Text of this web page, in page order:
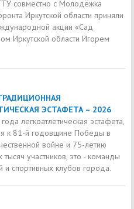
совместно с Молодёжка
Иркутской области приняли
акции «Сад
Иркутской области Игорем
ЭСТАФЕТА – 2026
легкоатлетическая эстафета,
к 81-й годовщине Победы в
войне и 75-летию
участников, это - команды
спортивных клубов города.